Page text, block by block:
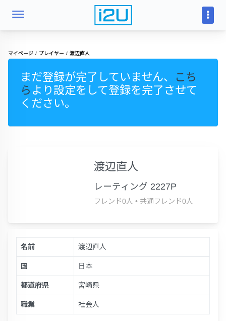
マイページ プレイヤー 渡辺直人
まだ登録が完了していません、
こち
ら より設定をして登録を完了させて
ください。
渡辺直人
レーティング 2227P
フレンド0人 • 共通フレンド0人
名前 渡辺直人
国 日本
都道府県 宮崎県
職業 社会人